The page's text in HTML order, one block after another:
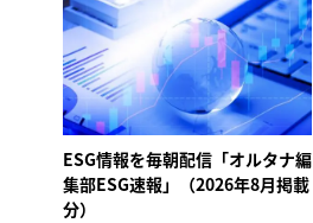
ESG情報を毎朝配信「オルタナ編
集部ESG速報」（2026年8月掲載
分）